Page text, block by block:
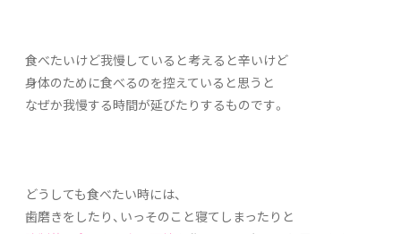
食べたいけど我慢していると考えると辛いけど
身体のために食べるのを控えていると思うと
なぜか我慢する時間が延びたりするものです。
どうしても食べたい時には、
歯磨きをしたり、いっそのこと寝てしまったりと